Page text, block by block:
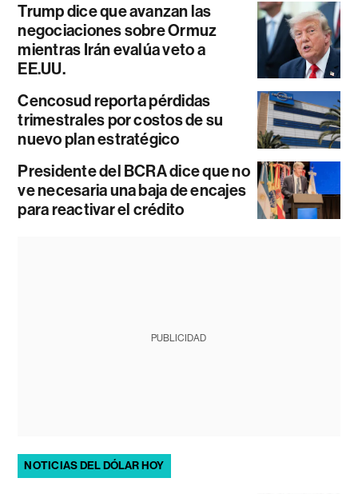
Trump dice que avanzan las
negociaciones sobre Ormuz
mientras Irán evalúa veto a
EE.UU.
Cencosud reporta pérdidas
trimestrales por costos de su
nuevo plan estratégico
Presidente del BCRA dice que no
ve necesaria una baja de encajes
para reactivar el crédito
PUBLICIDAD
NOTICIAS DEL DÓLAR HOY